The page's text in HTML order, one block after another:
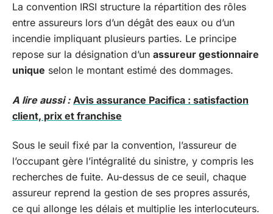
La convention IRSI structure la répartition des rôles
entre assureurs lors d’un dégât des eaux ou d’un
incendie impliquant plusieurs parties. Le principe
repose sur la désignation d’un assureur gestionnaire
unique selon le montant estimé des dommages.
A lire aussi : Avis assurance Pacifica : satisfaction
client, prix et franchise
Sous le seuil fixé par la convention, l’assureur de
l’occupant gère l’intégralité du sinistre, y compris les
recherches de fuite. Au-dessus de ce seuil, chaque
assureur reprend la gestion de ses propres assurés,
ce qui allonge les délais et multiplie les interlocuteurs.